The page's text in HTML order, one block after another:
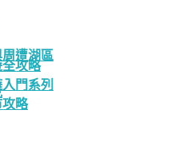
遭湖區
攻略
門系列
略